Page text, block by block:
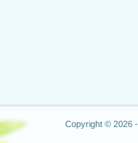
Copyright © 2026